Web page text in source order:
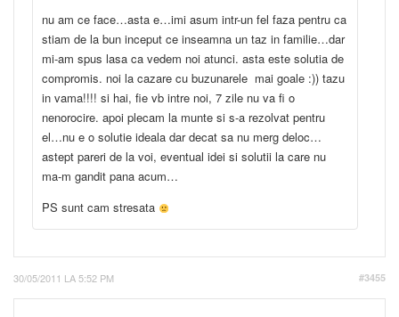
nu am ce face…asta e…imi asum intr-un fel faza pentru ca
stiam de la bun inceput ce inseamna un taz in familie…dar
mi-am spus lasa ca vedem noi atunci. asta este solutia de
compromis. noi la cazare cu buzunarele mai goale :)) tazu
in vama!!!! si hai, fie vb intre noi, 7 zile nu va fi o
nenorocire. apoi plecam la munte si s-a rezolvat pentru
el…nu e o solutie ideala dar decat sa nu merg deloc…
astept pareri de la voi, eventual idei si solutii la care nu
ma-m gandit pana acum…
PS sunt cam stresata
30/05/2011 LA 5:52 PM #3455